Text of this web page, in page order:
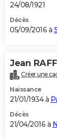
24/08/1921
Décès
05/09/2016 à
Jean
Créer une
Naissance
21/01/1934 à
Décès
21/04/2016 à